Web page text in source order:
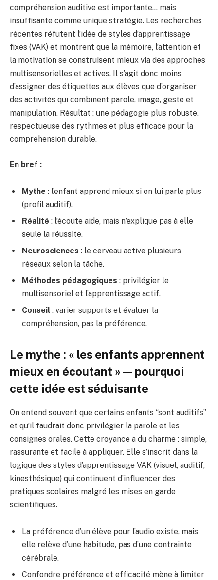
compréhension auditive est importante… mais
insuffisante comme unique stratégie. Les recherches
récentes réfutent l’idée de styles d’apprentissage
fixes (VAK) et montrent que la mémoire, l’attention et
la motivation se construisent mieux via des approches
multisensorielles et actives. Il s’agit donc moins
d’assigner des étiquettes aux élèves que d’organiser
des activités qui combinent parole, image, geste et
manipulation. Résultat : une pédagogie plus robuste,
respectueuse des rythmes et plus efficace pour la
compréhension durable.
En bref :
Mythe : l’enfant apprend mieux si on lui parle plus
(profil auditif).
Réalité : l’écoute aide, mais n’explique pas à elle
seule la réussite.
Neurosciences : le cerveau active plusieurs
réseaux selon la tâche.
Méthodes pédagogiques : privilégier le
multisensoriel et l’apprentissage actif.
Conseil : varier supports et évaluer la
compréhension, pas la préférence.
Le mythe : « les enfants apprennent
mieux en écoutant » — pourquoi
cette idée est séduisante
On entend souvent que certains enfants “sont auditifs”
et qu’il faudrait donc privilégier la parole et les
consignes orales. Cette croyance a du charme : simple,
rassurante et facile à appliquer. Elle s’inscrit dans la
logique des styles d’apprentissage VAK (visuel, auditif,
kinesthésique) qui continuent d’influencer des
pratiques scolaires malgré les mises en garde
scientifiques.
La préférence d’un élève pour l’audio existe, mais
elle relève d’une habitude, pas d’une contrainte
cérébrale.
Confondre préférence et efficacité mène à limiter